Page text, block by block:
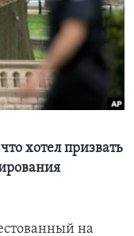
хотел призвать
на